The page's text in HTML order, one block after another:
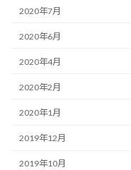
2020年7月
2020年6月
2020年4月
2020年2月
2020年1月
2019年12月
2019年10月